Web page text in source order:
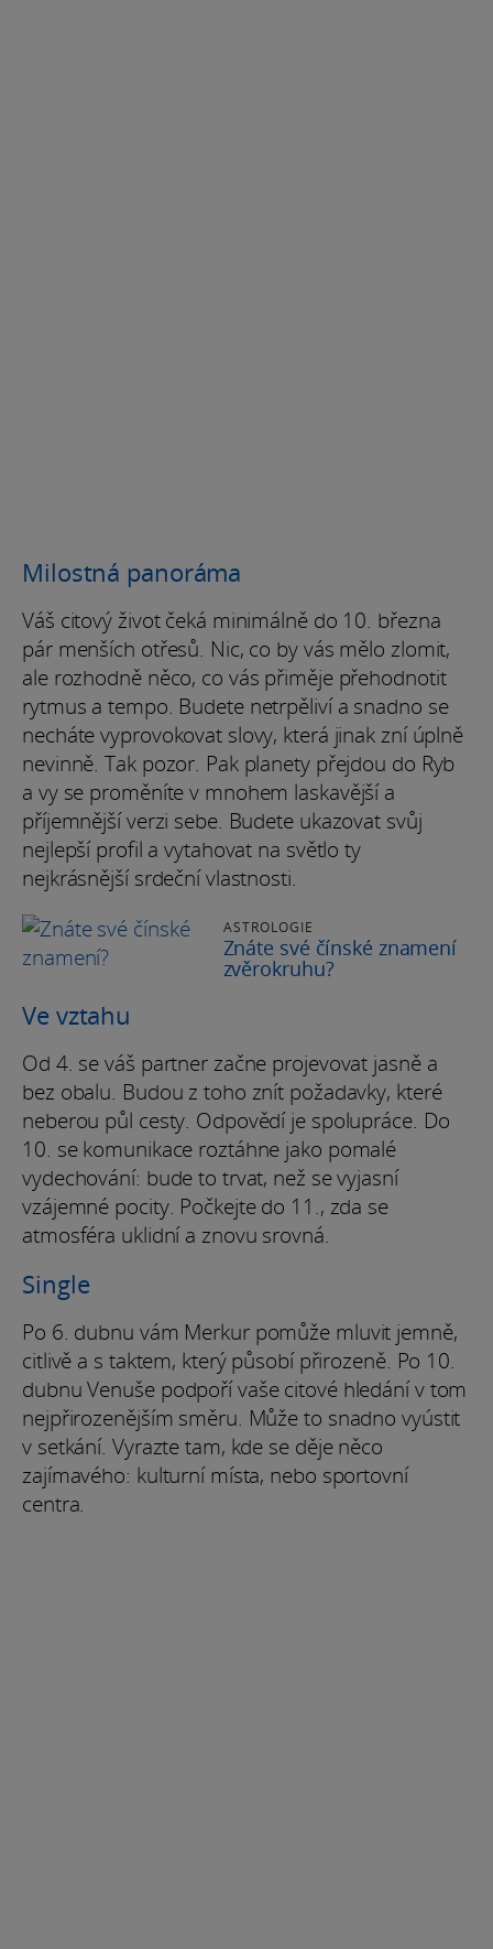
Milostná panoráma
Váš citový život čeká minimálně do 10. března
pár menších otřesů. Nic, co by vás mělo zlomit,
ale rozhodně něco, co vás přiměje přehodnotit
rytmus a tempo. Budete netrpěliví a snadno se
necháte vyprovokovat slovy, která jinak zní úplně
nevinně. Tak pozor. Pak planety přejdou do Ryb
a vy se proměníte v mnohem laskavější a
příjemnější verzi sebe. Budete ukazovat svůj
nejlepší profil a vytahovat na světlo ty
nejkrásnější srdeční vlastnosti.
ASTROLOGIE
Znáte své čínské znamení
zvěrokruhu?
Ve vztahu
Od 4. se váš partner začne projevovat jasně a
bez obalu. Budou z toho znít požadavky, které
neberou půl cesty. Odpovědí je spolupráce. Do
10. se komunikace roztáhne jako pomalé
vydechování: bude to trvat, než se vyjasní
vzájemné pocity. Počkejte do 11., zda se
atmosféra uklidní a znovu srovná.
Single
Po 6. dubnu vám Merkur pomůže mluvit jemně,
citlivě a s taktem, který působí přirozeně. Po 10.
dubnu Venuše podpoří vaše citové hledání v tom
nejpřirozenějším směru. Může to snadno vyústit
v setkání. Vyrazte tam, kde se děje něco
zajímavého: kulturní místa, nebo sportovní
centra.